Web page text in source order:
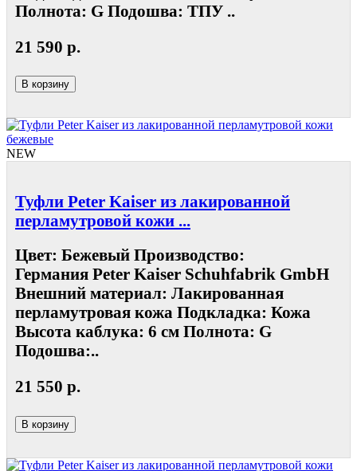
Полнота: G Подошва: ТПУ ..
21 590 р.
В корзину
NEW
Туфли Peter Kaiser из лакированной
перламутровой кожи ...
Цвет: Бежевый Производство:
Германия Peter Kaiser Schuhfabrik GmbH
Внешний материал: Лакированная
перламутровая кожа Подкладка: Кожа
Высота каблука: 6 см Полнота: G
Подошва:..
21 550 р.
В корзину